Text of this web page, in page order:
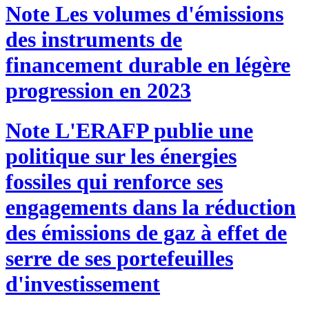
Note Les volumes d'émissions
des instruments de
financement durable en légère
progression en 2023
Note L'ERAFP publie une
politique sur les énergies
fossiles qui renforce ses
engagements dans la réduction
des émissions de gaz à effet de
serre de ses portefeuilles
d'investissement